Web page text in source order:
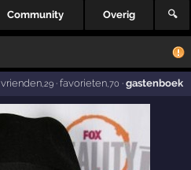
Community Overig 🔍
vrienden,29· favorieten,70 · gastenboek